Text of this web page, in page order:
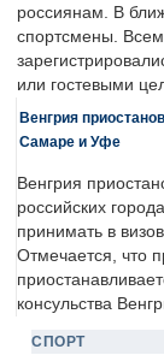
россиянам. В
спортсмены.
или гостевыми
Венгрия
Самаре и Уфе
Венгрия
российских
принимать в
Отмечается, что
консульства
СПОРТ